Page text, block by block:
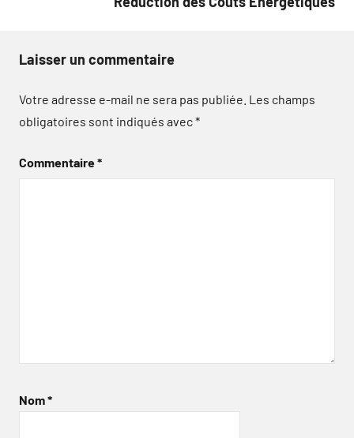
Laisser un commentaire
Votre adresse e-mail ne sera pas publiée. Les champs
obligatoires sont indiqués avec*
Commentaire*
Nom*